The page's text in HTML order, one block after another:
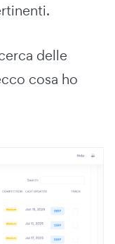
delle
cosa ho